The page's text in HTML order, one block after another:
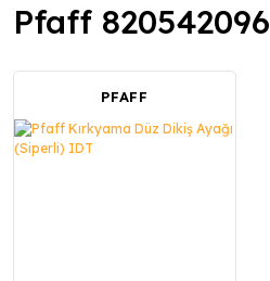
Pfaff 820542096
PFAFF